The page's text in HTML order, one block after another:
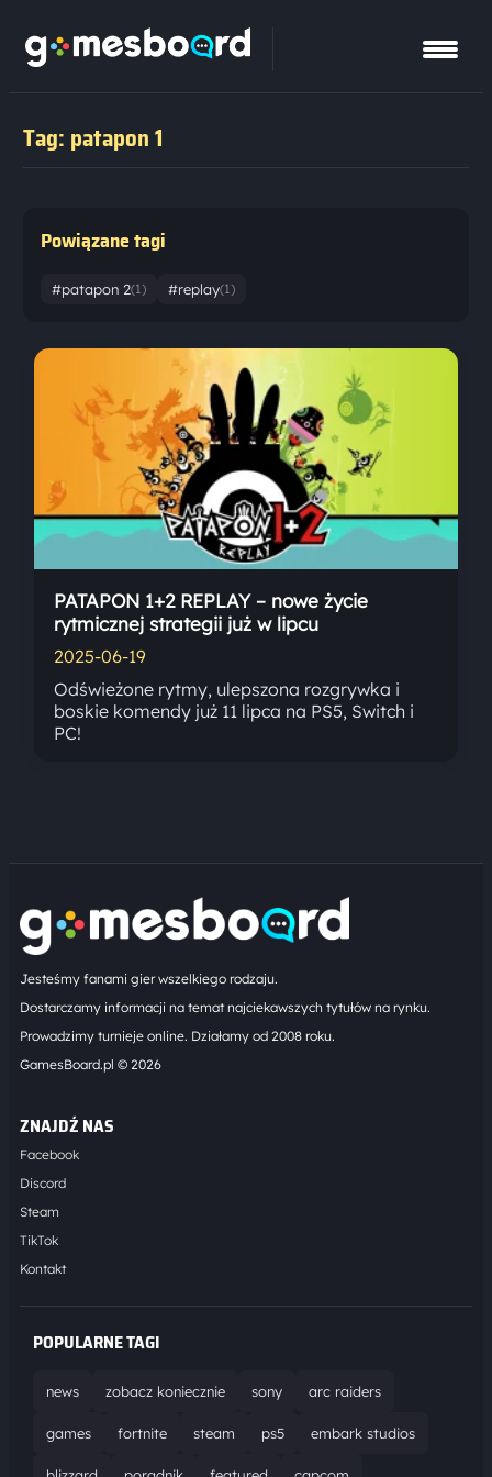
Tag: patapon 1
Powiązane tagi
#patapon 2(1) #replay(1)
PATAPON 1+2 REPLAY – nowe życie
rytmicznej strategii już w lipcu
2025-06-19
Odświeżone rytmy, ulepszona rozgrywka i
boskie komendy już 11 lipca na PS5, Switch i
PC!
Jesteśmy fanami gier wszelkiego rodzaju.
Dostarczamy informacji na temat najciekawszych tytułów na rynku.
Prowadzimy turnieje online. Działamy od 2008 roku.
GamesBoard.pl © 2026
ZNAJDŹ NAS
Facebook
Discord
Steam
TikTok
Kontakt
POPULARNE TAGI
news zobacz koniecznie sony arc raiders
games fortnite steam ps5 embark studios